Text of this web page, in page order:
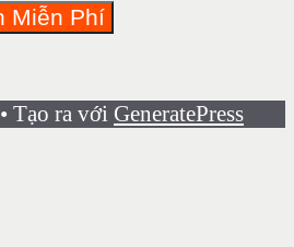
• Tạo ra với GeneratePress